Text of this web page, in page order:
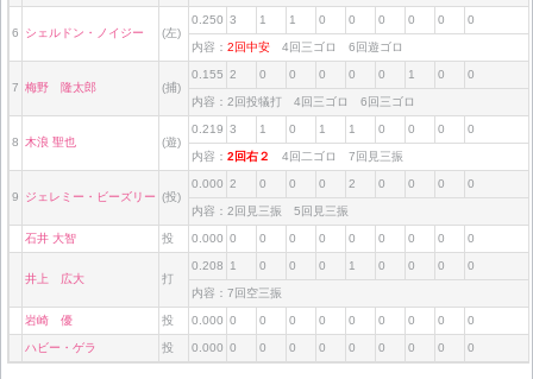
6 シェルドン・ノイジー (左)
0.250 3 1 1 0 0 0 0 0 0
内容： 2回中安 4回三ゴロ 6回遊ゴロ
7 梅野 隆太郎 (捕)
0.155 2 0 0 0 0 0 1 0 0
内容：2回投犠打 4回三ゴロ 6回三ゴロ
8 木浪 聖也 (遊)
0.219 3 1 0 1 1 0 0 0 0
内容： 2回右２ 4回二ゴロ 7回見三振
9 ジェレミー・ビーズリー (投)
0.000 2 0 0 0 2 0 0 0 0
内容：2回見三振 5回見三振
石井 大智 投 0.000 0 0 0 0 0 0 0 0 0
井上 広大 打
0.208 1 0 0 0 1 0 0 0 0
内容：7回空三振
岩崎 優 投 0.000 0 0 0 0 0 0 0 0 0
ハビー・ゲラ 投 0.000 0 0 0 0 0 0 0 0 0